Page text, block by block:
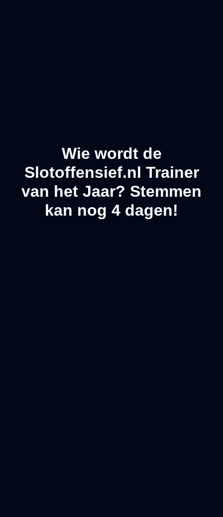
Wie wordt de
Slotoffensief.nl Trainer
van het Jaar? Stemmen
kan nog 4 dagen!